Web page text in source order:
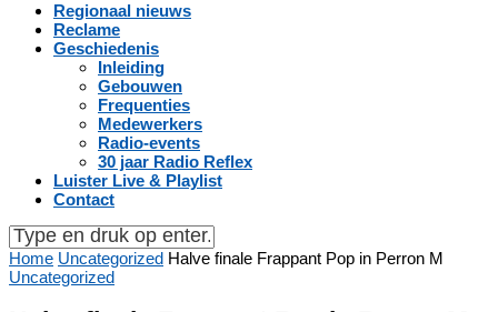
Regionaal nieuws
Reclame
Geschiedenis
Inleiding
Gebouwen
Frequenties
Medewerkers
Radio-events
30 jaar Radio Reflex
Luister Live & Playlist
Contact
Home Uncategorized Halve finale Frappant Pop in Perron M
Uncategorized